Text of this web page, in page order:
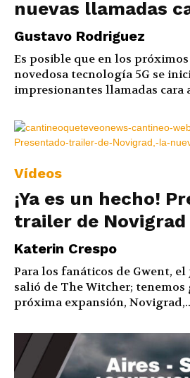
nuevas llamadas
Gustavo Rodriguez
Es posible que en los
novedosa tecnología 5G se
impresionantes llamadas cara
Vídeos
¡Ya es un hecho!
trailer de Novigrad
Katerin Crespo
Para los fanáticos de Gwent,
salió de The Witcher;
próxima expansión,